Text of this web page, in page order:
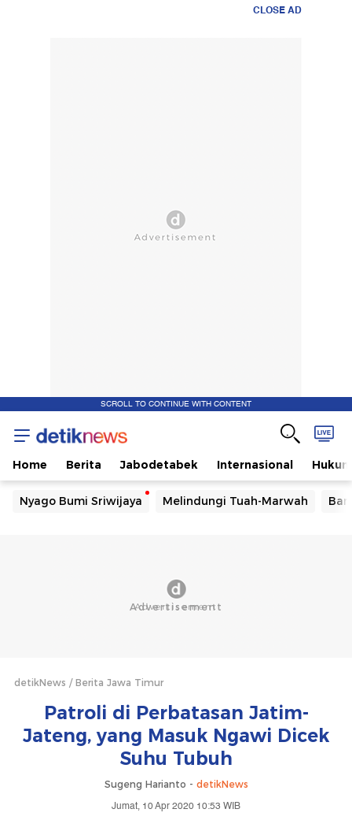
CLOSE AD
SCROLL TO CONTINUE WITH CONTENT
Home Berita Jabodetabek Internasional Hukum
Nyago Bumi Sriwijaya Melindungi Tuah-Marwah
detikNews Berita Jawa Timur
Patroli di Perbatasan Jatim-
Jateng, yang Masuk Ngawi Dicek
Suhu Tubuh
Sugeng Harianto - detikNews
Jumat, 10 Apr 2020 10:53 WIB